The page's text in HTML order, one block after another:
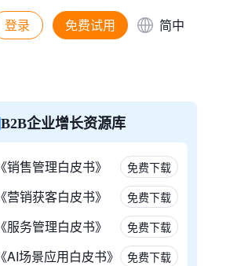
登录 免费试用 简中
B2B企业增长资源库
《销售管理白皮书》 免费下载
《营销获客白皮书》 免费下载
《服务管理白皮书》 免费下载
《AI场景应用白皮书》 免费下载